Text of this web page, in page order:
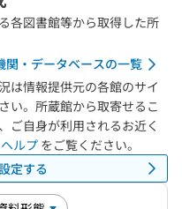
各図書館等から取得した所
関・データベースの一覧
は情報提供元の各館のサイ
い。所蔵館から取寄せるこ
ご自身が利用されるお近く
ヘルプ をご覧ください。
定する